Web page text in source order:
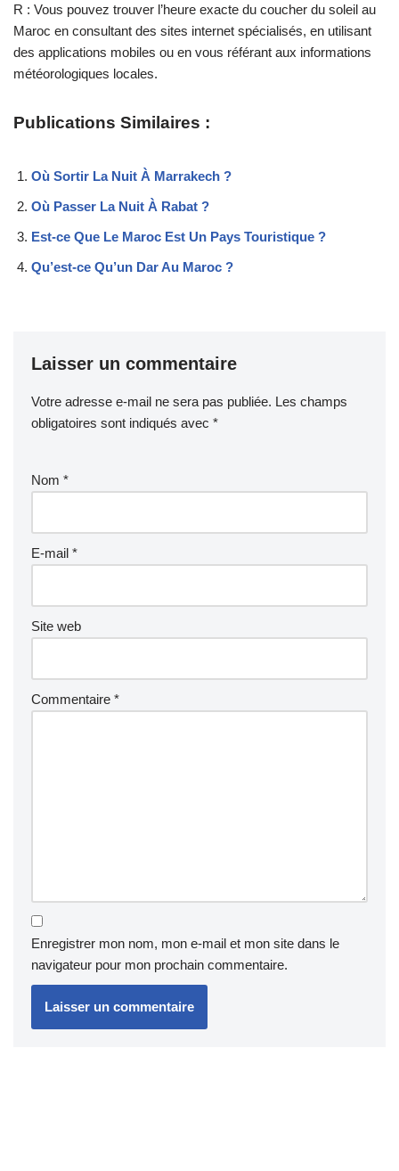
R : Vous pouvez trouver l’heure exacte du coucher du soleil au
Maroc en consultant des sites internet spécialisés, en utilisant
des applications mobiles ou en vous référant aux informations
météorologiques locales.
Publications Similaires :
Où Sortir La Nuit À Marrakech ?
Où Passer La Nuit À Rabat ?
Est-ce Que Le Maroc Est Un Pays Touristique ?
Qu’est-ce Qu’un Dar Au Maroc ?
Laisser un commentaire
Votre adresse e-mail ne sera pas publiée. Les champs
obligatoires sont indiqués avec *
Nom *
E-mail *
Site web
Commentaire *
Enregistrer mon nom, mon e-mail et mon site dans le
navigateur pour mon prochain commentaire.